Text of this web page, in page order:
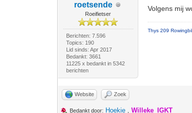
roetsende
Roeifietser
Berichten: 7.596
Topics: 190
Lid sinds: Apr 2017
Bedankt: 3661
11225 x bedankt in 5342
berichten
Volgens mij
Thys 209
Website Zoek
Bedankt door: Hoekie ,Willeke_IGKT